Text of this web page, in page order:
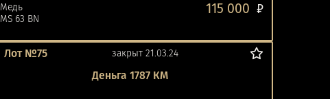
Медь
MS 63 BN
115 000 ₽
Лот №75 закрыт 21.03.24
Деньга 1787 КМ